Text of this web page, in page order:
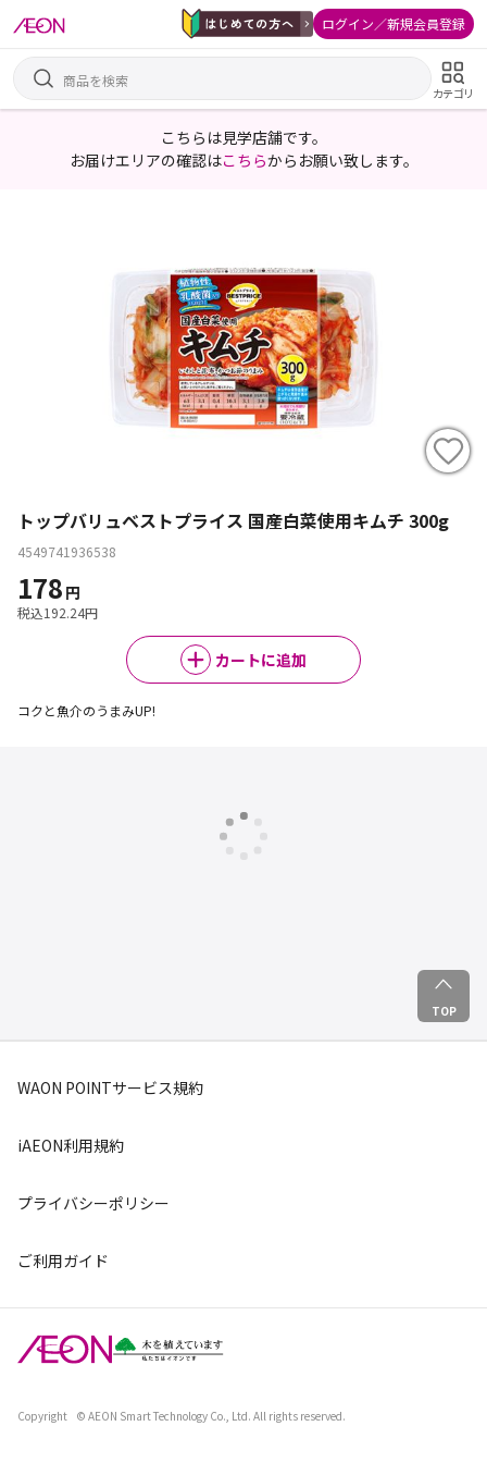
ログイン／新規会員登録
カテゴリ
こちらは見学店舗です。
お届けエリアの確認はこちらからお願い致します。
トップバリュベストプライス 国産白菜使用キムチ 300g
4549741936538
178 円
税込192.24円
カートに追加
コクと魚介のうまみUP!
TOP
WAON POINTサービス規約
iAEON利用規約
プライバシーポリシー
ご利用ガイド
Copyright © AEON Smart Technology Co., Ltd. All rights reserved.